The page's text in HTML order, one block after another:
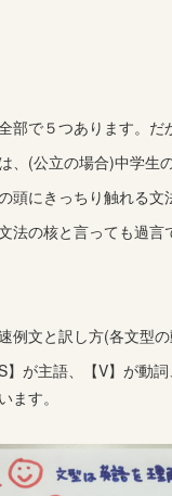
部で５つあります。だ
、(公立の場合)中学生
頭にきっちり触れる文
法の核と言っても過言
例文と訳し方(各文型
】が主語、【V】が動
ます。